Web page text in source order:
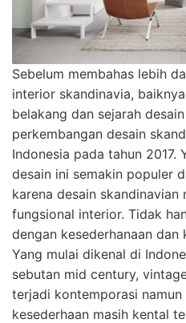
Sebelum membahas lebih
interior skandinavia,
belakang dan sejarah
perkembangan desain
Indonesia pada tahun 2017.
desain ini semakin populer
karena desain
fungsional interior. Tidak
dengan kesederhanaan dan
Yang mulai dikenal di
sebutan mid century,
terjadi kontemporasi
kesederhaan masih kental